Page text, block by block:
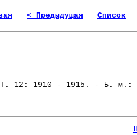
< Предыдущая Список
Т. 12: 1910 - 1915. - Б. м.: